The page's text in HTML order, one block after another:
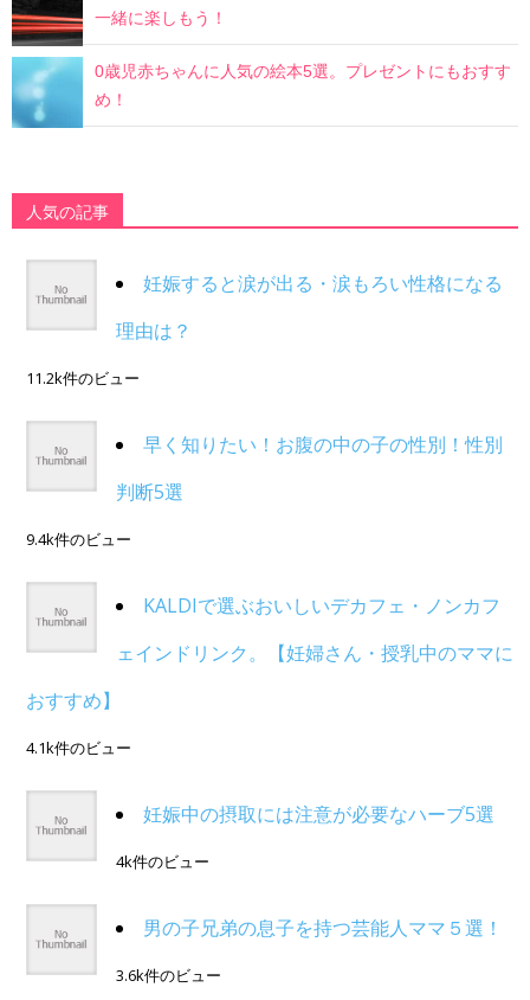
一緒に楽しもう！
0歳児赤ちゃんに人気の絵本5選。プレゼントにもおすす
め！
人気の記事
妊娠すると涙が出る・涙もろい性格になる
理由は？
11.2k件のビュー
早く知りたい！お腹の中の子の性別！性別
判断5選
9.4k件のビュー
KALDIで選ぶおいしいデカフェ・ノンカフ
ェインドリンク。【妊婦さん・授乳中のママに
おすすめ】
4.1k件のビュー
妊娠中の摂取には注意が必要なハーブ5選
4k件のビュー
男の子兄弟の息子を持つ芸能人ママ５選！
3.6k件のビュー